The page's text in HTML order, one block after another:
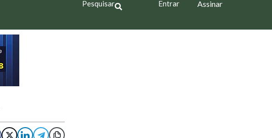
Pesquisar Entrar Assinar